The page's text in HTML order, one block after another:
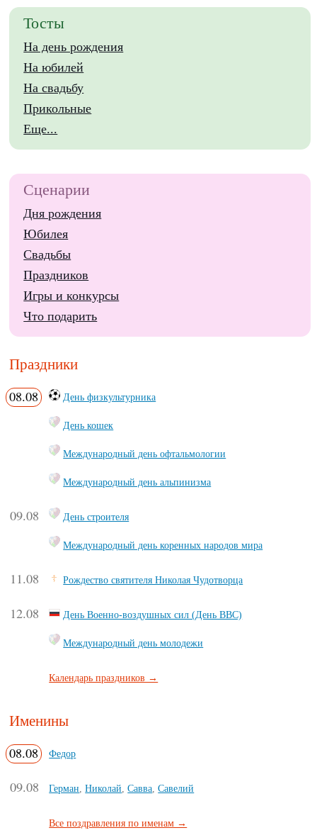
Тосты
На день рождения
На юбилей
На свадьбу
Прикольные
Еще...
Сценарии
Дня рождения
Юбилея
Свадьбы
Праздников
Игры и конкурсы
Что подарить
Праздники
08.08 День физкультурника
День кошек
Международный день офтальмологии
Международный день альпинизма
09.08 День строителя
Международный день коренных народов мира
11.08 Рождество святителя Николая Чудотворца
12.08 День Военно-воздушных сил (День ВВС)
Международный день молодежи
Календарь праздников →
Именины
08.08 Федор
09.08 Герман,Николай,Савва,Савелий
Все поздравления по именам →